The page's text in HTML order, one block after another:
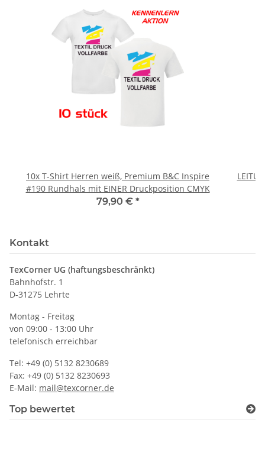
10x T-Shirt Herren weiß, Premium B&C Inspire
#190 Rundhals mit EINER Druckposition CMYK
79,90 € *
Kontakt
TexCorner UG (haftungsbeschränkt)
Bahnhofstr. 1
D-31275 Lehrte
Montag - Freitag
von 09:00 - 13:00 Uhr
telefonisch erreichbar
Tel: +49 (0) 5132 8230689
Fax: +49 (0) 5132 8230693
E-Mail: mail@texcorner.de
Top bewertet